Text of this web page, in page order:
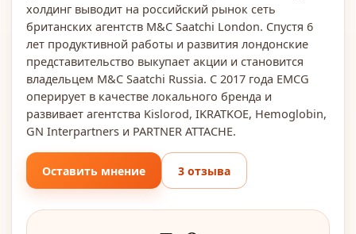
холдинг выводит на российский рынок сеть
британских агентств M&C Saatchi London. Спустя 6
лет продуктивной работы и развития лондонские
представительство выкупает акции и становится
владельцем M&C Saatchi Russia. С 2017 года EMCG
оперирует в качестве локального бренда и
развивает агентства Kislorod, IKRATKOE, Hemoglobin,
GN Interpartners и PARTNER ATTACHE.
Оставить мнение 3 отзыва